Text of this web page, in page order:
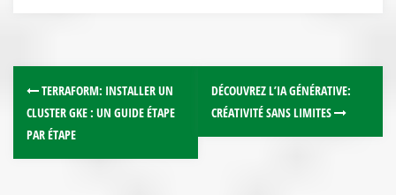
TERRAFORM: INSTALLER UN
CLUSTER GKE : UN GUIDE ÉTAPE
PAR ÉTAPE
DÉCOUVREZ L’IA GÉNÉRATIVE:
CRÉATIVITÉ SANS LIMITES